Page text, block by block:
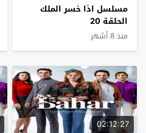
مسلسل اذا خسر الملك
الحلقة 20
منذ 8 أشهر
02:12:27